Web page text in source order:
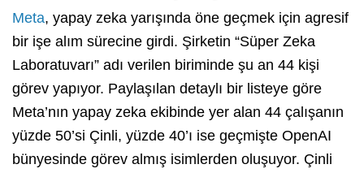
Meta, yapay zeka yarışında öne geçmek için agresif
bir işe alım sürecine girdi. Şirketin “Süper Zeka
Laboratuvarı” adı verilen biriminde şu an 44 kişi
görev yapıyor. Paylaşılan detaylı bir listeye göre
Meta’nın yapay zeka ekibinde yer alan 44 çalışanın
yüzde 50’si Çinli, yüzde 40’ı ise geçmişte OpenAI
bünyesinde görev almış isimlerden oluşuyor. Çinli